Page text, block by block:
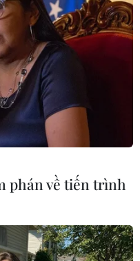
bắt đầu cuộc
phán về tiến trình